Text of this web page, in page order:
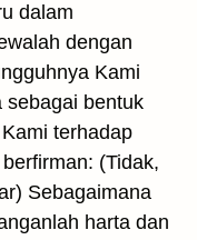
dalam
dengan
Kami
sebagai bentuk
terhadap
(Tidak,
Sebagaimana
harta dan